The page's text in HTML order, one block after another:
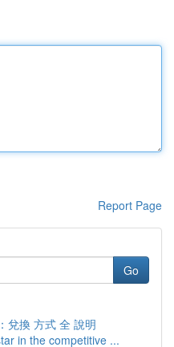
Report Page
Go
兌換 方式 全 說明
in the competitive ...